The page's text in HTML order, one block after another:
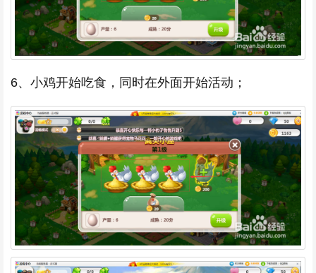
6、小鸡开始吃食，同时在外面开始活动；